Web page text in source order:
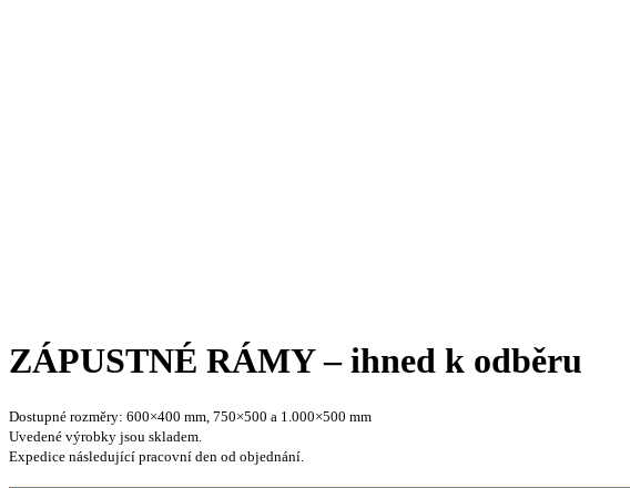
ZÁPUSTNÉ RÁMY – ihned k odběru
Dostupné rozměry: 600×400 mm, 750×500 a 1.000×500 mm
Uvedené výrobky jsou skladem.
Expedice následující pracovní den od objednání.